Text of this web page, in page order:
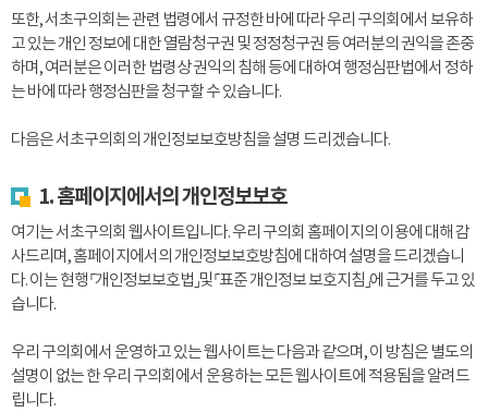
또한, 서초구의회는 관련 법령에서 규정한 바에 따라 우리 구의회에서 보유하
고 있는 개인 정보에 대한 열람청구권 및 정정청구권 등 여러분의 권익을 존중
하며, 여러분은 이러한 법령상 권익의 침해 등에 대하여 행정심판법에서 정하
는 바에 따라 행정심판을 청구할 수 있습니다.
다음은 서초구의회의 개인정보보호방침을 설명 드리겠습니다.
1. 홈페이지에서의 개인정보보호
여기는 서초구의회 웹사이트입니다. 우리 구의회 홈페이지의 이용에 대해 감
사드리며, 홈페이지에서의 개인정보보호방침에 대하여 설명을 드리겠습니
다. 이는 현행 「개인정보보호법」및 「표준 개인정보 보호지침」에 근거를 두고 있
습니다.
우리 구의회에서 운영하고 있는 웹사이트는 다음과 같으며, 이 방침은 별도의
설명이 없는 한 우리 구의회에서 운용하는 모든 웹사이트에 적용됨을 알려드
립니다.